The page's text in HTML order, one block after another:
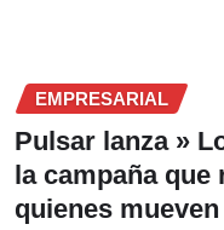
EMPRESARIAL
Pulsar lanza »
la campaña
quienes